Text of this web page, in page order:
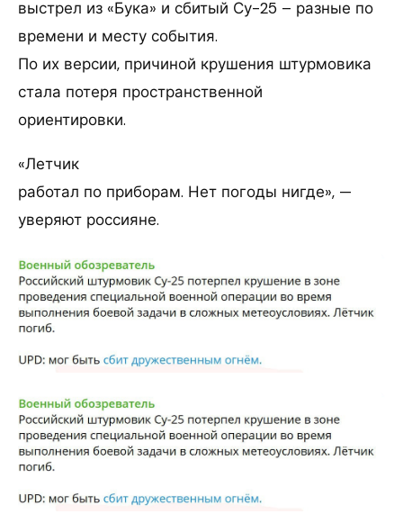
выстрел из «Бука» и сбитый Су-25 – разные по
времени и месту события.
По их версии, причиной крушения штурмовика
стала потеря пространственной
ориентировки.
«Летчик
работал по приборам. Нет погоды нигде», —
уверяют россияне.